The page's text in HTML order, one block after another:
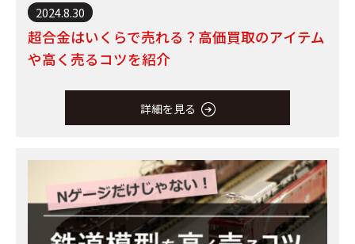
2024.8.30
超合金はいくらで売れる？高価買取のアイテム
や高く売るコツを紹介
詳細を見る